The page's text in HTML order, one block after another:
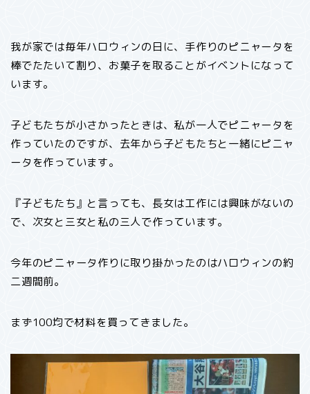
我が家では毎年ハロウィンの日に、手作りのピニャータを
棒でたたいて割り、お菓子を取ることがイベントになって
います。
子どもたちが小さかったときは、私が一人でピニャータを
作っていたのですが、去年から子どもたちと一緒にピニャ
ータを作っています。
『子どもたち』と言っても、長女は工作には興味がないの
で、次女と三女と私の三人で作っています。
今年のピニャータ作りに取り掛かったのはハロウィンの約
二週間前。
まず100均で材料を買ってきました。